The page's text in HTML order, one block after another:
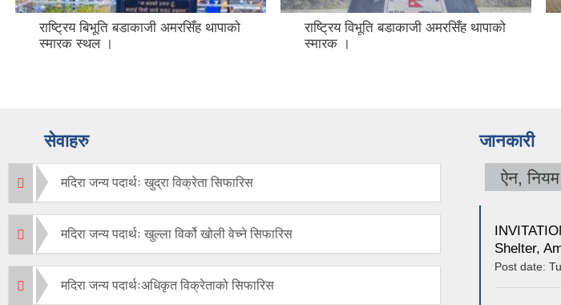
राष्ट्रिय बिभूति बडाकाजी अमरसिँह थापाको
स्मारक स्थल ।
राष्ट्रिय विभूति बडाकाजी अमरसिँह थापाको
स्मारक ।
सेवाहरु
मदिरा जन्य पदार्थः खुद्रा विक्रेता सिफारिस
मदिरा जन्य पदार्थः खुल्ला विर्को खोली वेच्ने सिफारिस
मदिरा जन्य पदार्थःअधिकृत विक्रेताको सिफारिस
जानकारी
ऐन,
Shelter,
Post date: